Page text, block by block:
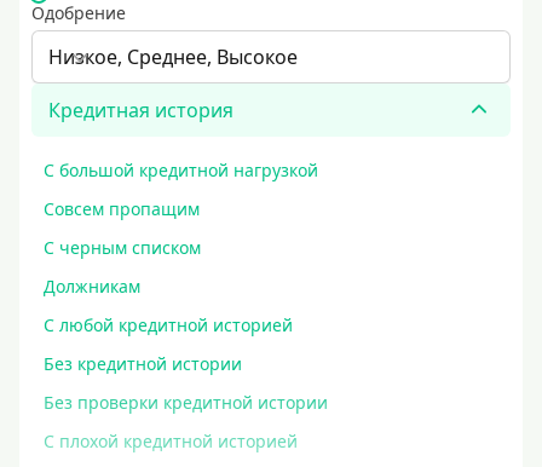
Одобрение
Низкое, Среднее, Высокое
Кредитная история
С большой кредитной нагрузкой
Совсем пропащим
С черным списком
Должникам
С любой кредитной историей
Без кредитной истории
Без проверки кредитной истории
С плохой кредитной историей